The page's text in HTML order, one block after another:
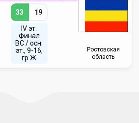
33 19
IV эт.
Финал
ВC / осн.
эт., 9-16,
гр.Ж
Ростовская
область